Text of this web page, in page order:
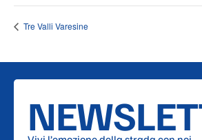
Tre Valli Varesine